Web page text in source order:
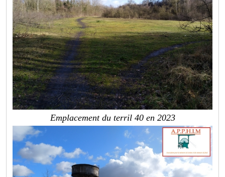
Emplacement du terril 40 en 2023